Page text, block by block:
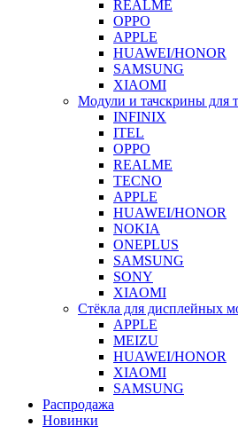
REALME
OPPO
APPLE
HUAWEI/HONOR
SAMSUNG
XIAOMI
Модули и тачскрины для
INFINIX
ITEL
OPPO
REALME
TECNO
APPLE
HUAWEI/HONOR
NOKIA
ONEPLUS
SAMSUNG
SONY
XIAOMI
Стёкла для дисплейных
APPLE
MEIZU
HUAWEI/HONOR
XIAOMI
SAMSUNG
Распродажа
Новинки